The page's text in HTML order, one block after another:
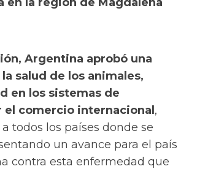
Argentina aprobó una
salud de los animales,
en los sistemas de
el comercio internacional,
todos los países donde se
un avance para el país
contra esta enfermedad que